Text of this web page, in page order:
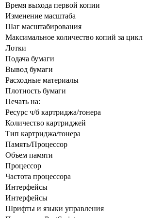
Время выхода первой копии
Изменение масштаба
Шаг масштабирования
Максимальное количество копий за цикл
Лотки
Подача бумаги
Вывод бумаги
Расходные материалы
Плотность бумаги
Печать на:
Ресурс ч/б картриджа/тонера
Количество картриджей
Тип картриджа/тонера
Память/Процессор
Объем памяти
Процессор
Частота процессора
Интерфейсы
Интерфейсы
Шрифты и языки управления